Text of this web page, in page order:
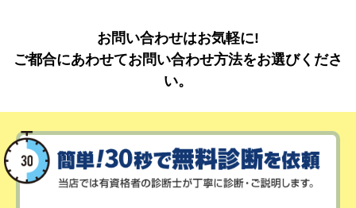
お問い合わせはお気軽に!
ご都合にあわせてお問い合わせ方法をお選びくださ
い。